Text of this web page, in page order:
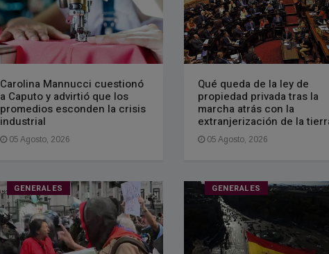
Carolina Mannucci cuestionó
a Caputo y advirtió que los
promedios esconden la crisis
industrial
05 Agosto, 2026
Qué queda de la ley de
propiedad privada tras la
marcha atrás con la
extranjerización de la
05 Agosto, 2026
GENERALES GENERALES